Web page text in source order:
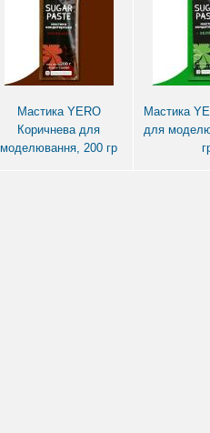
Мастика YERO
Коричнева для
моделювання, 200 гр
Мастика
для